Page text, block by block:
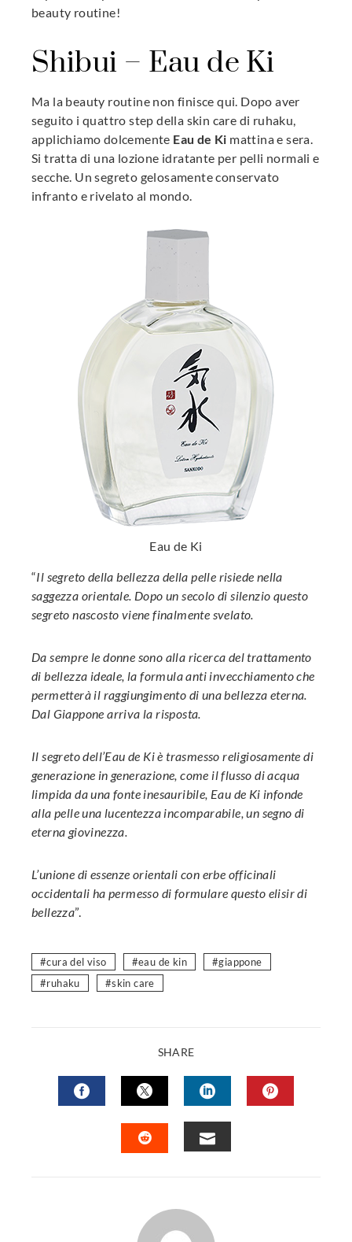
beauty routine!
Shibui – Eau de Ki
Ma la beauty routine non finisce qui. Dopo aver
seguito i quattro step della skin care di ruhaku,
applichiamo dolcemente Eau de Ki mattina e sera.
Si tratta di una lozione idratante per pelli normali e
secche. Un segreto gelosamente conservato
infranto e rivelato al mondo.
Eau de Ki
“Il segreto della bellezza della pelle risiede nella
saggezza orientale. Dopo un secolo di silenzio questo
segreto nascosto viene finalmente svelato.
Da sempre le donne sono alla ricerca del trattamento
di bellezza ideale, la formula anti invecchiamento che
permetterà il raggiungimento di una bellezza eterna.
Dal Giappone arriva la risposta.
Il segreto dell’Eau de Ki è trasmesso religiosamente di
generazione in generazione, come il flusso di acqua
limpida da una fonte inesauribile, Eau de Ki infonde
alla pelle una lucentezza incomparabile, un segno di
eterna giovinezza.
L’unione di essenze orientali con erbe officinali
occidentali ha permesso di formulare questo elisir di
bellezza”.
cura del viso eau de kin
giappone
ruhaku
skin care
SHARE
FACEBOOKTWITTERLINKEDIN